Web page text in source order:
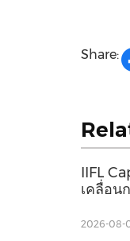
Share:
IIFL
เคลื่อน
2026-08-